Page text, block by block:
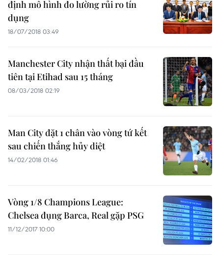
định mô hình đo lường rủi ro tín
dụng
18/07/2018 03:49
Manchester City nhận thất bại đầu
tiên tại Etihad sau 15 tháng
08/03/2018 02:19
Man City đặt 1 chân vào vòng tứ kết
sau chiến thắng hủy diệt
14/02/2018 01:46
Vòng 1/8 Champions League:
Chelsea đụng Barca, Real gặp PSG
11/12/2017 10:00